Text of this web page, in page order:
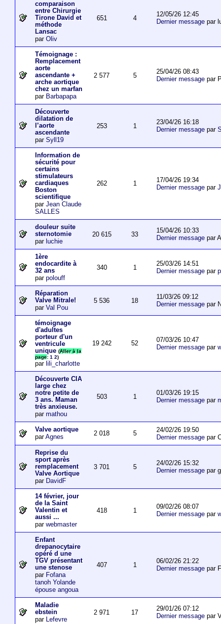
comparaison
entre Chirurgie
Tirone David et
méthode
Lansac
par Oliv
651 4
12/05/26 12:45
Dernier messagepar
Témoignage :
Remplacement
aorte
ascendante +
arche aortique
chez un marfan
par Barbapapa
2 577 5
25/04/26 08:43
Dernier messagepar
Découverte
dilatation de
l’aorte
ascendante
par Syll19
253 1
23/04/26 16:18
Dernier messagepar
Information de
sécurité pour
certains
stimulateurs
cardiaques
Boston
scientifique
par Jean Claude
SALLES
262 1
17/04/26 19:34
Dernier messagepar
douleur suite
sternotomie
par luchie
20 615 33
15/04/26 10:33
Dernier messagepar
1ère
endocardite à
32 ans
par polouff
340 1
25/03/26 14:51
Dernier messagepar
Réparation
Valve Mitrale!
par Val Pou
5 536 18
11/03/26 09:12
Dernier messagepar
témoignage
d'adultes
porteur d'un
ventricule
unique (Aller à la
page: 1 2)
par lili_charlotte
19 242 52
07/03/26 10:47
Dernier messagepar
Découverte CIA
large chez
notre petite de
3 ans. Maman
très anxieuse.
par mathou
503 1
01/03/26 19:15
Dernier messagepar
Valve aortique
parAgnes 2 018 5
24/02/26 19:50
Dernier messagepar
Reprise du
sport après
remplacement
Valve Aortique
par DavidF
3 701 5
24/02/26 15:32
Dernier messagepar
14 février, jour
de la Saint
Valentin et
aussi ...
par webmaster
418 1
09/02/26 08:07
Dernier messagepar
Enfant
drepanocytaire
opéré d une
TGV présentant
une stenose
par Fofana
tanoh Yolande
épouse angoua
407 1
06/02/26 21:22
Dernier messagepar
Maladie
ebstein
par Lefevre
2 971 17
29/01/26 07:12
Dernier messagepar